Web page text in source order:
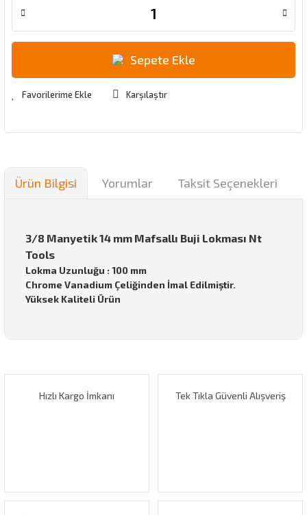
Sepete Ekle
Karşılaştır
Ürün Bilgisi Yorumlar Taksit Seçenekleri
3/8 Manyetik 14 mm Mafsallı Buji Lokması Nt
Tools
Lokma Uzunluğu : 100 mm
Chrome Vanadium Çeliğinden İmal Edilmiştir.
Yüksek Kaliteli Ürün
Görüş ve önerileriniz için teşekkür ederiz.
Hızlı Kargo İmkanı Tek Tıkla Güvenli Alışveriş